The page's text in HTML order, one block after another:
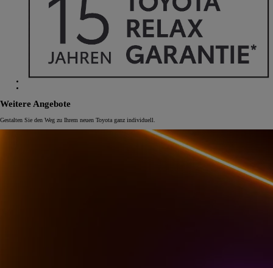
Weitere Angebote
Gestalten Sie den Weg zu Ihrem neuen Toyota ganz individuell.